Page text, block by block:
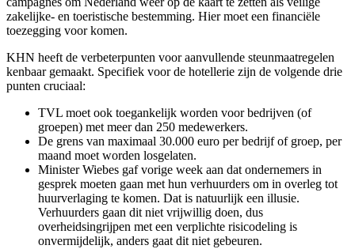
zakelijke- en toeristische bestemming. Hier moet een financiële
toezegging voor komen.
KHN heeft de verbeterpunten voor aanvullende steunmaatregelen
kenbaar gemaakt. Specifiek voor de hotellerie zijn de volgende drie
punten cruciaal:
TVL moet ook toegankelijk worden voor bedrijven (of
groepen) met meer dan 250 medewerkers.
De grens van maximaal 30.000 euro per bedrijf of groep, per
maand moet worden losgelaten.
Minister Wiebes gaf vorige week aan dat ondernemers in
gesprek moeten gaan met hun verhuurders om in overleg tot
huurverlaging te komen. Dat is natuurlijk een illusie.
Verhuurders gaan dit niet vrijwillig doen, dus
overheidsingrijpen met een verplichte risicodeling is
onvermijdelijk, anders gaat dit niet gebeuren.